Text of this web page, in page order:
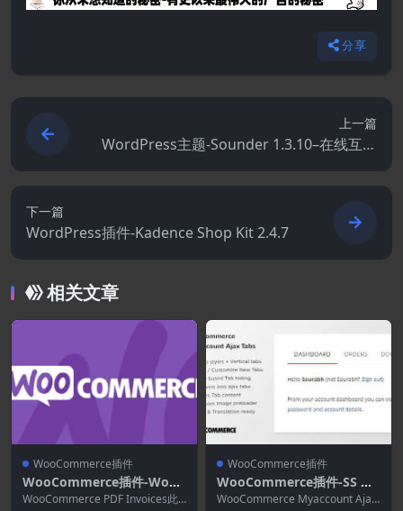
分享
上一篇
WordPress主题-Sounder 1.3.10–在线互联
网电台WordPress主题
下一篇
WordPress插件-Kadence Shop Kit 2.4.7
相关文章
WooCommerce插件
WooCommerce插件-WooC
ommerce PDF Invoices 5.
WooCommerce PDF Invoices此
WooCommerce插件
WooCommerce插件-SS W
ooCommerce Myaccount
WooCommerce Myaccount Ajax